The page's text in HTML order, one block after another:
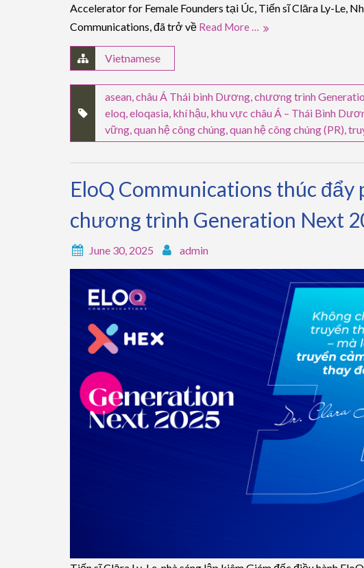
Accelerator for Female Founders tại Úc, Tiến sĩ Clāra Ly-Le,
Communications, đã trở về Read More …
Vietnamese
asean,châu Á Thái bình Dương,chương trình
eloq,eloqasia, khí hậu, khu vực châu Á – Thái Bình
vững,quan hệ công chúng,quan hệ công chúng (PR),
EloQ Communications thúc
chương trình Generation Next
June 30, 2025 admin